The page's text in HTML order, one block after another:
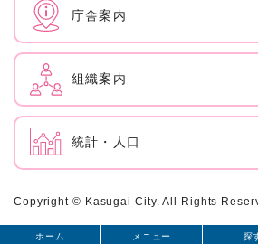
メニュー
ホーム 探
庁舎案内
組織案内
統計・人口
Copyright © Kasugai City. All Rights